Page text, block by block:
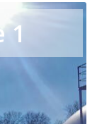
1